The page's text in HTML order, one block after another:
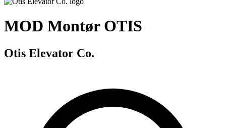
MOD Montør OTIS
Otis Elevator Co.